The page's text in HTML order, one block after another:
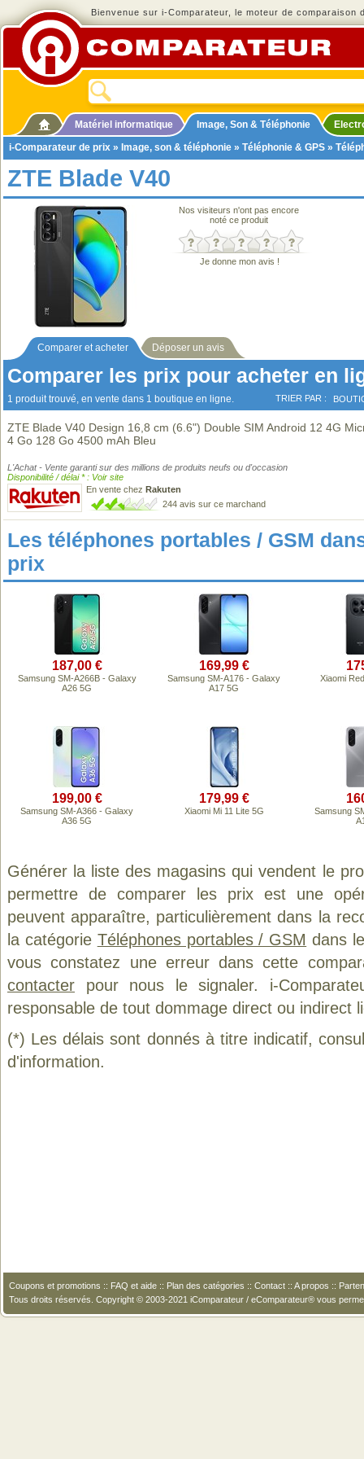
Bienvenue sur i-Comparateur, le moteur de comparaison
Matériel informatique Image, Son & Téléphonie
i-Comparateur de prix » Image, son & téléphonie » Téléphonie & GPS »
ZTE Blade V40
Nos visiteurs n'ont pas encore
noté ce produit
Je donne mon avis !
Comparer et acheter Déposer un avis
Comparer les prix pour acheter en
1 produit trouvé, en vente dans 1 boutique en ligne. TRIER PAR :
ZTE Blade V40 Design 16,8 cm (6.6") Double SIM Android 12 4G
4 Go 128 Go 4500 mAh Bleu
L'Achat - Vente garanti sur des millions de produits neufs ou d'occasion
Disponibilité / délai * : Voir site
En vente chez Rakuten
244 avis sur ce marchand
Les téléphones portables / GSM
prix
187,00 €
Samsung SM-A266B - Galaxy
A26 5G
169,99 €
Samsung SM-A176 - Galaxy
A17 5G
Xiaomi
199,00 €
Samsung SM-A366 - Galaxy
A36 5G
179,99 €
Xiaomi Mi 11 Lite 5G
Samsung
Générer la liste des magasins qui vendent le
permettre de comparer les prix est une
peuvent apparaître, particulièrement dans la
la catégorie Téléphones portables / GSM dans
vous constatez une erreur dans cette
contacter pour nous le signaler. i-
responsable de tout dommage direct ou indirect
(*) Les délais sont donnés à titre indicatif,
d'information.
Coupons et promotions :: FAQ et aide :: Plan des catégories :: Contact :: A propos ::
Tous droits réservés. Copyright © 2003-2021 iComparateur / eComparateur® vous